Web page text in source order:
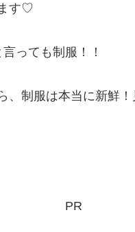
す♡
っても制服！！
、制服は本当に新鮮
PR